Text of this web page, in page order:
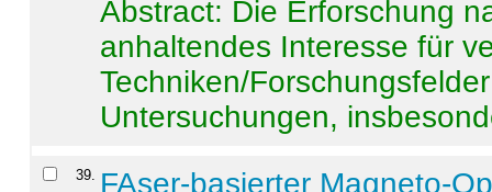
Abstract: Die Erforschung
anhaltendes Interesse für
Techniken/
Untersuchungen,
39. FAser-basierter Magneto-